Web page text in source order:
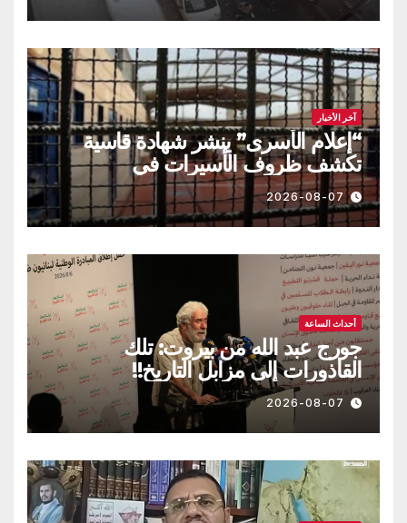
آخر الأخبار
“إعلام الأسرى” ينشر شهادة قاسية
تكشف ظروف الأسيرات في
“الدامون”
2026-08-07
أحداث الساعة
جورج عبد الله من بيروت: تلك
القاذورات إلى مزابل التاريخ!!
2026-08-07